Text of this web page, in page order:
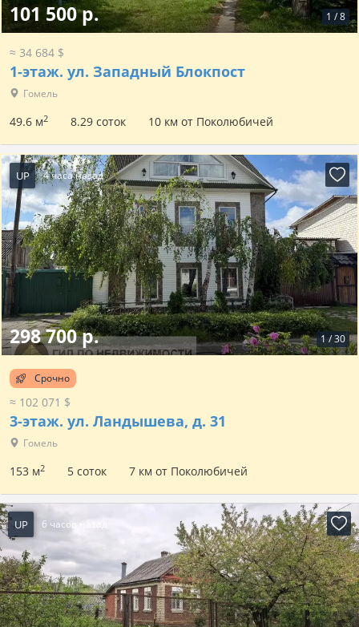
1 /8
101 500 р.
≈ 34 684 $
1-этаж. ул. Западный Блокпост
Гомель
49.6 м2 8.29 соток 10 км от Поколюбичей
UP 4 часа назад
1 /30
298 700 р.
Срочно
≈ 102 071 $
3-этаж. ул. Ландышева, д. 31
Гомель
153 м2 5 соток 7 км от Поколюбичей
UP 6 часов назад